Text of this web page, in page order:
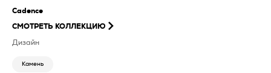
Cadence
СМОТРЕТЬ КОЛЛЕКЦИЮ
Дизайн
Камень